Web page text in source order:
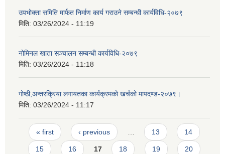
उपभोक्ता समिति मार्फत निर्माण कार्य गराउने सम्बन्धी कार्यविधि-२०७९
मिति: 03/26/2024 - 11:19
नोमिनल खाता सञ्चालन सम्बन्धी कार्यविधि-२०७९
मिति: 03/26/2024 - 11:18
गोष्ठी,अन्तरक्रिया लगायतका कार्यक्रमको खर्चको मापदण्ड-२०७९।
मिति: 03/26/2024 - 11:17
Pages
« first ‹ previous … 13 14
15 16 17 18 19 20